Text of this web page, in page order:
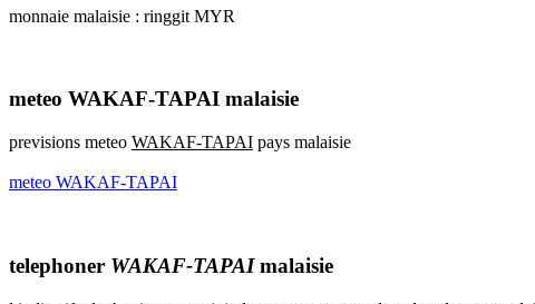
monnaie malaisie : ringgit MYR
meteo WAKAF-TAPAI malaisie
previsions meteo WAKAF-TAPAI pays malaisie
meteo WAKAF-TAPAI
telephoner WAKAF-TAPAImalaisie